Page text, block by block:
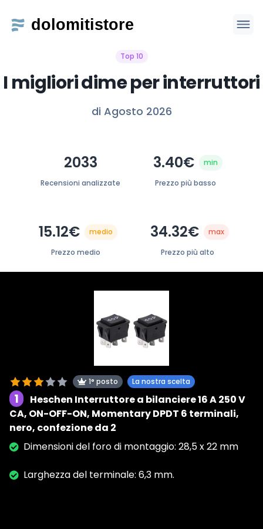
Top 10
I migliori dime per interruttori
di Agosto 2026
2033
Recensioni analizzate
3.40€ min
Prezzo più basso
15.12€ medio
Prezzo medio
34.32€ max
Prezzo più alto
1° posto La nostra scelta
1
Heschen Interruttore a bilanciere 16 A 250 V
CA, ON-OFF-ON, Momentary DPDT 6 terminali,
nero, confezione da 2
Dimensioni del foro di montaggio: 28,5 x 22 mm
Larghezza del terminale: 6,3 mm.